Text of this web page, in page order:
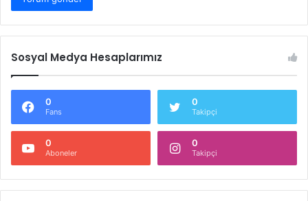
Sosyal Medya Hesaplarımız
0
Fans
0
Takipçi
0
Aboneler
0
Takipçi